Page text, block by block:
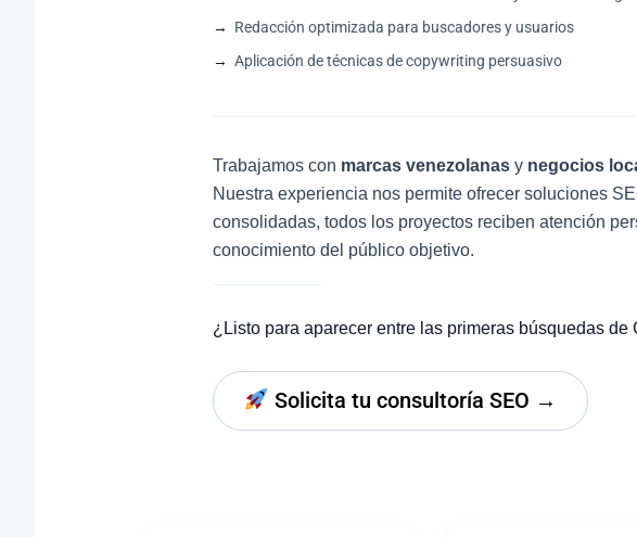
Redacción optimizada para buscadores y usuarios
Aplicación de técnicas de copywriting persuasivo
Trabajamos con marcas venezolanas y negocios
Nuestra experiencia nos permite ofrecer soluciones
consolidadas, todos los proyectos reciben atención
conocimiento del público objetivo.
¿Listo para aparecer entre las primeras búsquedas de
Solicita tu consultoría SEO →